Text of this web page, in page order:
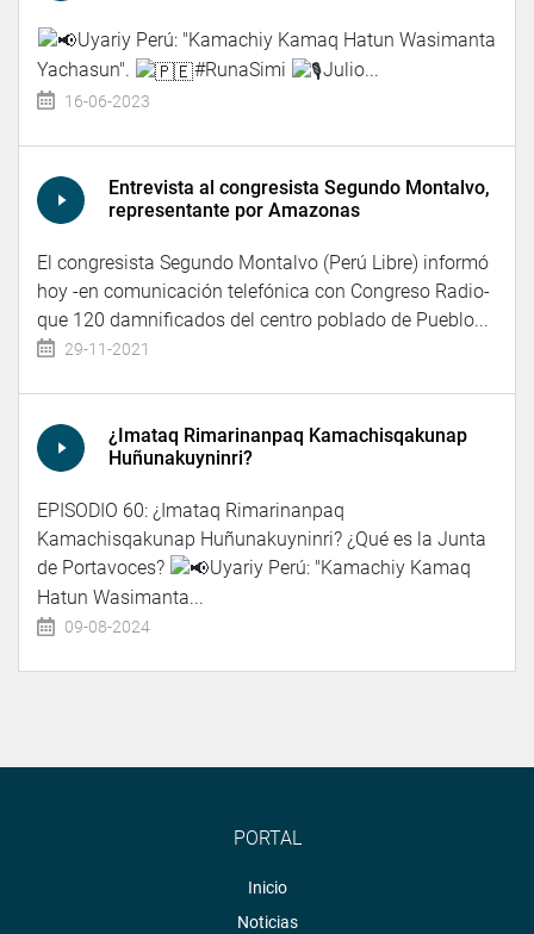
Uyariy Perú: "Kamachiy Kamaq Hatun Wasimanta
Yachasun".
#RunaSimi Julio...
16-06-2023
Entrevista al congresista Segundo Montalvo,
representante por Amazonas
El congresista Segundo Montalvo (Perú Libre) informó
hoy -en comunicación telefónica con Congreso Radio-
que 120 damnificados del centro poblado de Pueblo...
29-11-2021
¿Imataq Rimarinanpaq Kamachisqakunap
Huñunakuyninri?
EPISODIO 60: ¿Imataq Rimarinanpaq
Kamachisqakunap Huñunakuyninri? ¿Qué es la Junta
de Portavoces?
Uyariy Perú: "Kamachiy Kamaq
Hatun Wasimanta...
09-08-2024
PORTAL
Inicio
Noticias